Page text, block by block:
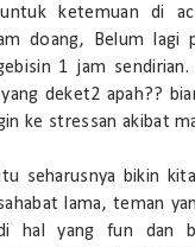
untuk ketemuan di
doang, Belum lagi
1 jam
deket2 apah??
ke stressan akibat
seharusnya bikin
lama, teman
hal yang fun dan